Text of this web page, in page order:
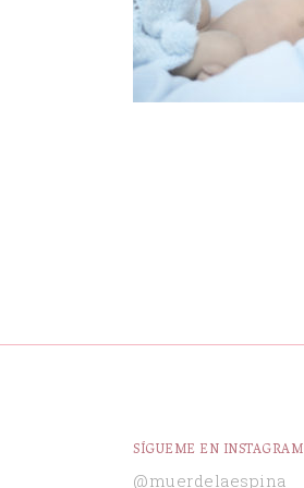
SÍGUEME EN INSTAGRAM
@muerdelaespina